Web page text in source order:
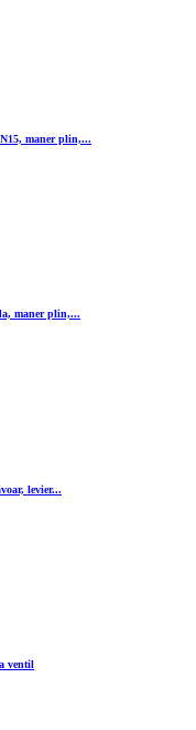
maner plin,...
maner plin,...
levier...
ventil